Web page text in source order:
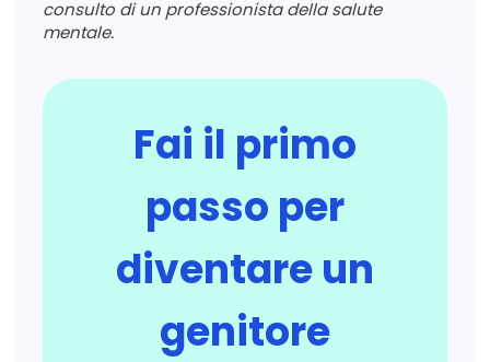
consulto di un professionista della salute
mentale.
Fai il primo
passo per
diventare un
genitore